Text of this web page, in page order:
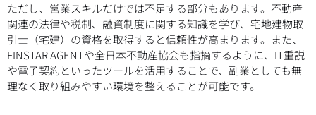
ただし、営業スキルだけでは不足する部分もあります。不動産
関連の法律や税制、融資制度に関する知識を学び、宅地建物取
引士（宅建）の資格を取得すると信頼性が高まります。また、
FINSTAR AGENTや全日本不動産協会も指摘するように、IT重説
や電子契約といったツールを活用することで、副業としても無
理なく取り組みやすい環境を整えることが可能です。